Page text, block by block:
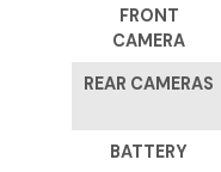
FRONT
CAMERA
REAR CAMERAS
BATTERY